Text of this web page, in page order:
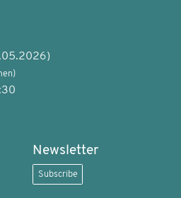
Newsletter
Subscribe